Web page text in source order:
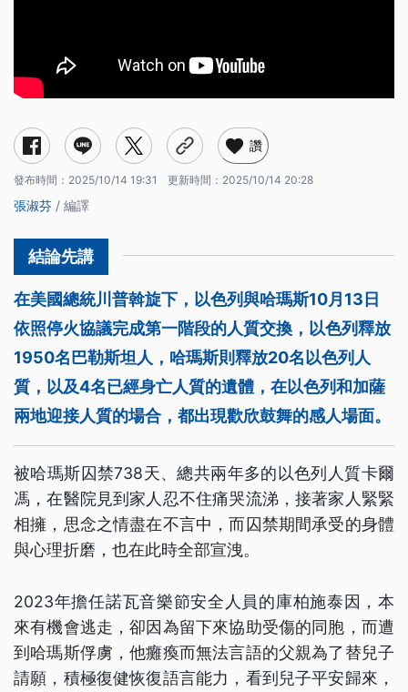
讚
發布時間： 2025/10/14 19:31 更新時間： 2025/10/14 20:28
張淑芬 / 編譯
在美國總統川普斡旋下，以色列與哈瑪斯10月13日
依照停火協議完成第一階段的人質交換，以色列釋放
1950名巴勒斯坦人，哈瑪斯則釋放20名以色列人
質，以及4名已經身亡人質的遺體，在以色列和加薩
兩地迎接人質的場合，都出現歡欣鼓舞的感人場面。
被哈瑪斯囚禁738天、總共兩年多的以色列人質卡爾
馮，在醫院見到家人忍不住痛哭流涕，接著家人緊緊
相擁，思念之情盡在不言中，而囚禁期間承受的身體
與心理折磨，也在此時全部宣洩。
2023年擔任諾瓦音樂節安全人員的庫柏施泰因，本
來有機會逃走，卻因為留下來協助受傷的同胞，而遭
到哈瑪斯俘虜，他癱瘓而無法言語的父親為了替兒子
請願，積極復健恢復語言能力，看到兒子平安歸來，